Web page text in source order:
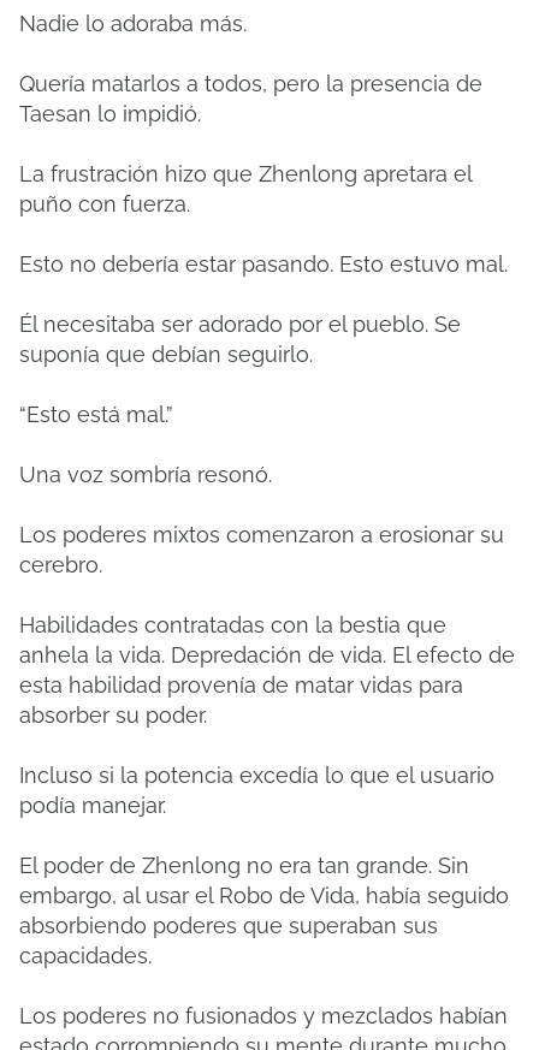
Nadie lo adoraba más.
Quería matarlos a todos, pero la presencia de
Taesan lo impidió.
La frustración hizo que Zhenlong apretara el
puño con fuerza.
Esto no debería estar pasando. Esto estuvo mal.
Él necesitaba ser adorado por el pueblo. Se
suponía que debían seguirlo.
“Esto está mal.”
Una voz sombría resonó.
Los poderes mixtos comenzaron a erosionar su
cerebro.
Habilidades contratadas con la bestia que
anhela la vida. Depredación de vida. El efecto de
esta habilidad provenía de matar vidas para
absorber su poder.
Incluso si la potencia excedía lo que el usuario
podía manejar.
El poder de Zhenlong no era tan grande. Sin
embargo, al usar el Robo de Vida, había seguido
absorbiendo poderes que superaban sus
capacidades.
Los poderes no fusionados y mezclados habían